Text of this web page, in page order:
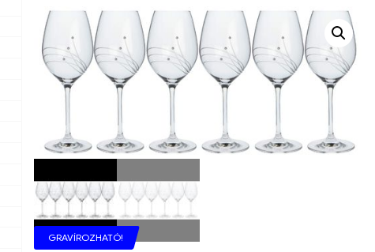
GRAVÍROZHATÓ!